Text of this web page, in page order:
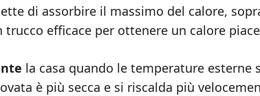
di assorbire il massimo del calore,
efficace per ottenere un calore
la casa quando le temperature esterne
è più secca e si riscalda più